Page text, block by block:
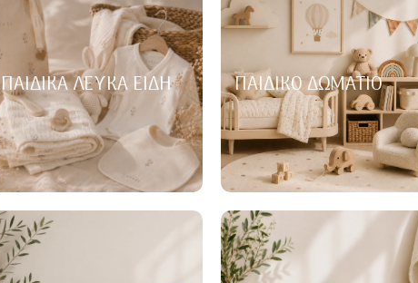
ΠΑΙΔΙΚΆ ΛΕΥΚΆ ΕΊΔΗ ΠΑΙΔΙΚΌ ΔΩΜΆΤΙΟ